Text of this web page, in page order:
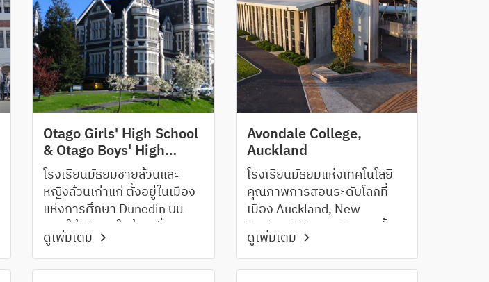
Otago Girls' High School
& Otago Boys' High
School, Dunedin
โรงเรียนมัธยมชายล้วนและ
หญิงล้วนเก่าแก่ ตั้งอยู่ในเมือง
แห่งการศึกษา Dunedin บน
เกาะใต้บริเวณใกล้ชายฝั่ง
แปซิฟิค โดยโรงเรียนทั้งสอง
แห่งนี้มีชื่อเสียงไปทั่วโลกใน
ดูเพิ่มเติม
Avondale College,
Auckland
โรงเรียนมัธยมแห่งเทคโนโลยี
คุณภาพการสอนระดับโลกที่
เมือง Auckland, New
Zealand เปิดสอน 2 ระบบทั้ง
ระบบนิวซีแลนด์และระบบ
Cambridge
ดูเพิ่มเติม